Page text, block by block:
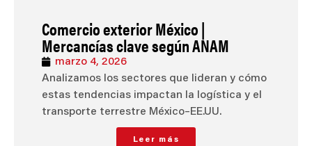
Comercio exterior México |
Mercancías clave según ANAM
marzo 4, 2026
Analizamos los sectores que lideran y cómo
estas tendencias impactan la logística y el
transporte terrestre México–EE.UU.
Leer más